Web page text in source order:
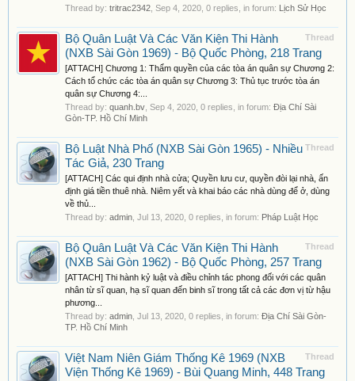
Thread by: tritrac2342 Sep 4, 2020 , 0 replies, in forum: Lịch Sử Học
Thread
Bộ Quân Luật Và Các Văn Kiện Thi Hành
(NXB Sài Gòn 1969) - Bộ Quốc Phòng, 218 Trang
[ATTACH] Chương 1: Thẩm quyền của các tòa án quân sự Chương 2:
Cách tổ chức các tòa án quân sự Chương 3: Thủ tục trước tòa án
quân sự Chương 4:...
Thread by: quanh.bv Sep 4, 2020 , 0 replies, in forum: Địa Chí Sài
Gòn-TP. Hồ Chí Minh
Thread
Bộ Luật Nhà Phố (NXB Sài Gòn 1965) - Nhiều
Tác Giả, 230 Trang
[ATTACH] Các qui định nhà cửa; Quyền lưu cư, quyền đòi lại nhà, ấn
định giá tiền thuê nhà. Niêm yết và khai báo các nhà dùng để ở, dùng
về thủ...
Thread by: admin Jul 13, 2020 , 0 replies, in forum: Pháp Luật Học
Thread
Bộ Quân Luật Và Các Văn Kiện Thi Hành
(NXB Sài Gòn 1962) - Bộ Quốc Phòng, 257 Trang
[ATTACH] Thi hành kỷ luật và điều chỉnh tác phong đối với các quân
nhân từ sĩ quan, hạ sĩ quan đến binh sĩ trong tất cả các đơn vị từ hậu
phương...
Thread by: admin Jul 13, 2020 , 0 replies, in forum: Địa Chí Sài Gòn-
TP. Hồ Chí Minh
Thread
Việt Nam Niên Giám Thống Kê 1969 (NXB
Viện Thống Kê 1969) - Bùi Quang Minh, 448 Trang